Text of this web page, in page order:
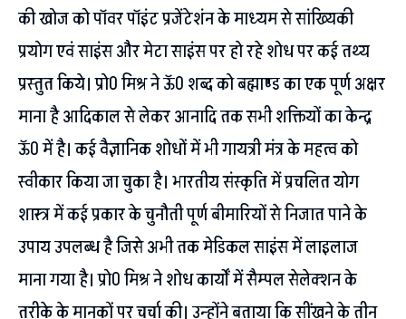
की खोज को पाॅवर पाॅइंट प्रजेंटेशंन के माध्यम से सांख्यिकी
प्रयोग एवं साइंस और मेटा साइंस पर हो रहे शोध पर कई तथ्य
प्रस्तुत किये। प्रो0 मिश्र ने ऊॅ0 शब्द को बह्माण्ड का एक पूर्ण अक्षर
माना है आदिकाल से लेकर आनादि तक सभी शक्तियों का केन्द्र
ऊॅ0 में है। कई वैज्ञानिक शोधों में भी गायत्री मंत्र के महत्व को
स्वीकार किया जा चुका है। भारतीय संस्कृति में प्रचलित योग
शास्त्र में कई प्रकार के चुनौती पूर्ण बीमारियों से निजात पाने के
उपाय उपलब्ध है जिसे अभी तक मेडिकल साइंस में लाइलाज
माना गया है। प्रो0 मिश्र ने शोध कार्यों में सैम्पल सेलेक्शन के
तरीके के मानकों पर चर्चा की। उन्होंने बताया कि सींखने के तीन